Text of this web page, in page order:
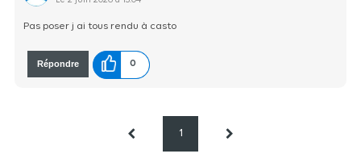
Pas poser j ai tous rendu à casto
Répondre 0
1